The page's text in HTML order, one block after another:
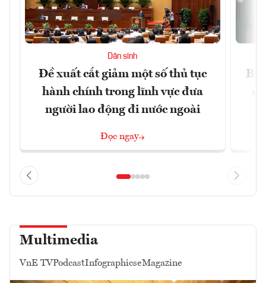
Dân sinh
Đề xuất cắt giảm một số thủ tục
hành chính trong lĩnh vực đưa
người lao động đi nước ngoài
Đọc ngay
Bộ
Multimedia
VnE TVPodcastInfographicseMagazine